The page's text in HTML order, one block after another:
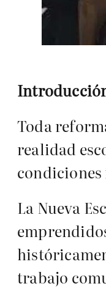
Toda
realidad
La Nueva
trabajo